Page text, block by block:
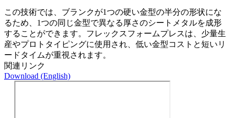
この技術では、ブランクが1つの硬い金型の半分の形状にな
るため、1つの同じ金型で異なる厚さのシートメタルを成形
することができます。フレックスフォームプレスは、少量生
産やプロトタイピングに使用され、低い金型コストと短いリ
ードタイムが重視されます。
関連リンク
Download (English)